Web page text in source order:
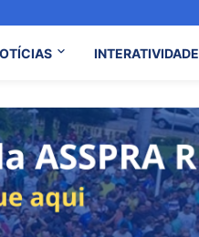
INTERATIVIDADE